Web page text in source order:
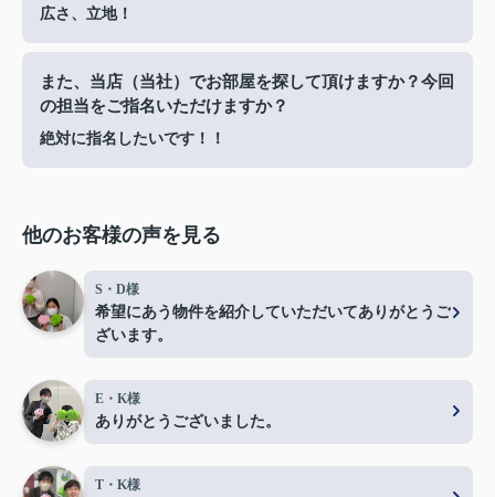
広さ、立地！
また、当店（当社）でお部屋を探して頂けますか？今回
の担当をご指名いただけますか？
絶対に指名したいです！！
他のお客様の声を見る
S・D様
希望にあう物件を紹介していただいてありがとうご
ざいます。
E・K様
ありがとうございました。
T・K様